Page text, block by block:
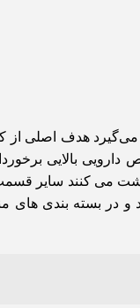
می‌گیرد هدف اصلی
بالایی
می‌ کنند سایر
و در بسته بندی